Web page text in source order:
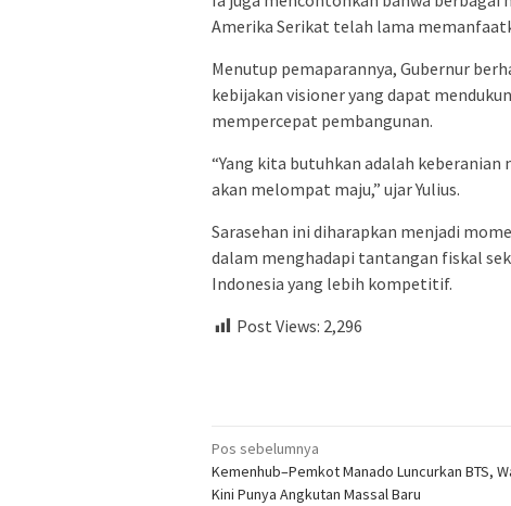
Amerika Serikat telah lama
Menutup pemaparannya, Gubernur
kebijakan visioner yang dapat
mempercepat pembangunan.
“Yang kita butuhkan adalah
akan melompat maju,” ujar Yulius.
Sarasehan ini diharapkan menjadi
dalam menghadapi tantangan fiskal
Indonesia yang lebih kompetitif.
Post Views: 2,296
Navigasi
pos
Pos sebelumnya
Kemenhub–Pemkot Manado Luncurkan BTS,
Kini Punya Angkutan Massal Baru